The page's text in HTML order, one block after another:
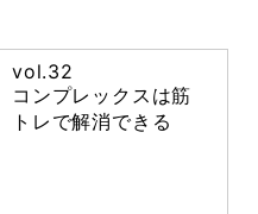
vol.32
コンプレックスは筋
トレで解消できる